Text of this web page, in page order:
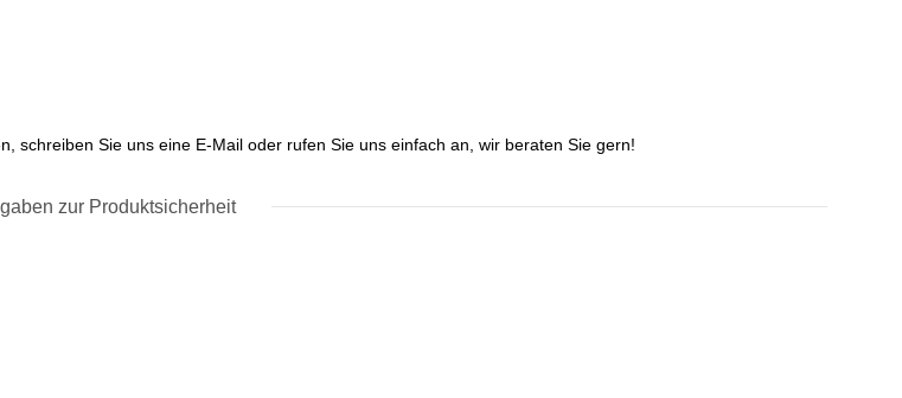
schreiben Sie uns eine E-Mail oder rufen Sie uns einfach an, wir beraten Sie gern!
zur Produktsicherheit